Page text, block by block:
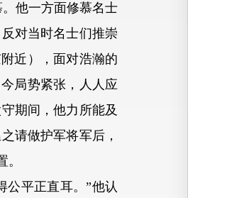
他一方面修慕名士
对当时名士们推崇
近），面对浩瀚的
局势紧张，人人应
期间，他力所能及
请做护军将军后，
平正直耳。”他认